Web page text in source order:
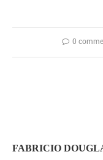
0
FABRICIO